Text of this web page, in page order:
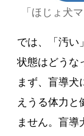
「ほじょ犬マ
では、「汚い
状態はどうな
まず、盲導犬
えうる体力と
ません。盲導